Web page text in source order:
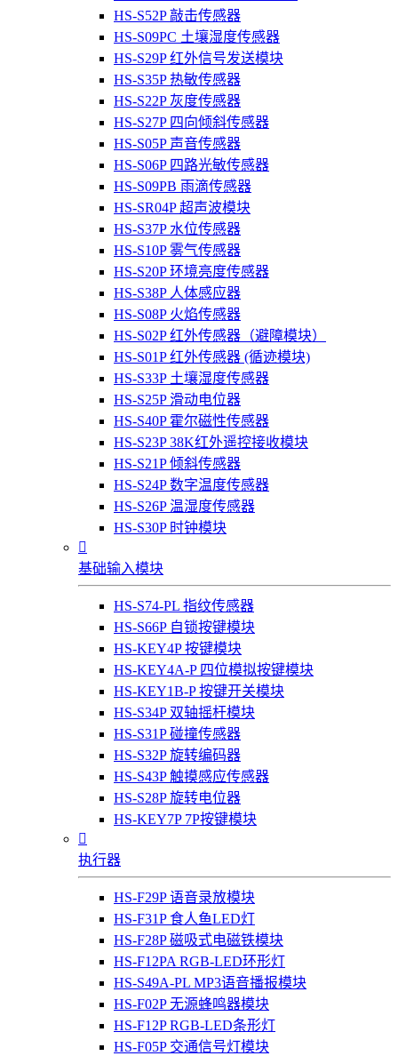
HS-S52P 敲击传感器
HS-S09PC 土壤湿度传感器
HS-S29P 红外信号发送模块
HS-S35P 热敏传感器
HS-S22P 灰度传感器
HS-S27P 四向倾斜传感器
HS-S05P 声音传感器
HS-S06P 四路光敏传感器
HS-S09PB 雨滴传感器
HS-SR04P 超声波模块
HS-S37P 水位传感器
HS-S10P 雾气传感器
HS-S20P 环境亮度传感器
HS-S38P 人体感应器
HS-S08P 火焰传感器
HS-S02P 红外传感器（避障模块）
HS-S01P 红外传感器 (循迹模块)
HS-S33P 土壤湿度传感器
HS-S25P 滑动电位器
HS-S40P 霍尔磁性传感器
HS-S23P 38K红外遥控接收模块
HS-S21P 倾斜传感器
HS-S24P 数字温度传感器
HS-S26P 温湿度传感器
HS-S30P 时钟模块

基础输入模块
HS-S74-PL 指纹传感器
HS-S66P 自锁按键模块
HS-KEY4P 按键模块
HS-KEY4A-P 四位模拟按键模块
HS-KEY1B-P 按键开关模块
HS-S34P 双轴摇杆模块
HS-S31P 碰撞传感器
HS-S32P 旋转编码器
HS-S43P 触摸感应传感器
HS-S28P 旋转电位器
HS-KEY7P 7P按键模块

执行器
HS-F29P 语音录放模块
HS-F31P 食人鱼LED灯
HS-F28P 磁吸式电磁铁模块
HS-F12PA RGB-LED环形灯
HS-S49A-PL MP3语音播报模块
HS-F02P 无源蜂鸣器模块
HS-F12P RGB-LED条形灯
HS-F05P 交通信号灯模块